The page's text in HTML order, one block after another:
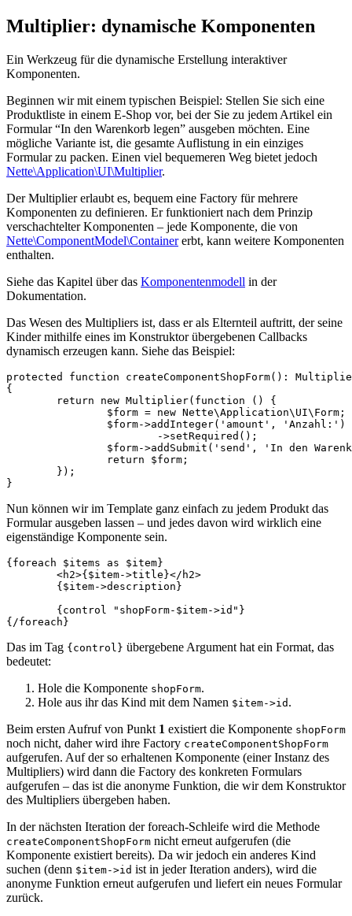
Multiplier: dynamische Komponenten
Ein Werkzeug für die dynamische Erstellung interaktiver
Komponenten.
Beginnen wir mit einem typischen Beispiel: Stellen Sie sich eine
Produktliste in einem E-Shop vor, bei der Sie zu jedem Artikel ein
Formular “In den Warenkorb legen” ausgeben möchten. Eine
mögliche Variante ist, die gesamte Auflistung in ein einziges
Formular zu packen. Einen viel bequemeren Weg bietet jedoch
Nette\Application\UI\Multiplier.
Der Multiplier erlaubt es, bequem eine Factory für mehrere
Komponenten zu definieren. Er funktioniert nach dem Prinzip
verschachtelter Komponenten – jede Komponente, die von
Nette\ComponentModel\Containererbt, kann weitere Komponenten
enthalten.
Siehe das Kapitel über das Komponentenmodell in der
Dokumentation.
Das Wesen des Multipliers ist, dass er als Elternteil auftritt, der seine
Kinder mithilfe eines im Konstruktor übergebenen Callbacks
dynamisch erzeugen kann. Siehe das Beispiel:
protected function createComponentShopForm():
{
Nun können wir im Template ganz einfach zu jedem Produkt das
Formular ausgeben lassen – und jedes davon wird wirklich eine
eigenständige Komponente sein.
{foreach $items as $item}
Das im Tag {control} übergebene Argument hat ein Format, das
bedeutet:
Hole die Komponente shopForm.
Hole aus ihr das Kind mit dem Namen $item->id .
Beim ersten Aufruf von Punkt 1 existiert die Komponente shopForm
noch nicht, daher wird ihre Factory createComponentShopForm
aufgerufen. Auf der so erhaltenen Komponente (einer Instanz des
Multipliers) wird dann die Factory des konkreten Formulars
aufgerufen – das ist die anonyme Funktion, die wir dem Konstruktor
des Multipliers übergeben haben.
In der nächsten Iteration der foreach-Schleife wird die Methode
createComponentShopForm nicht erneut aufgerufen (die
Komponente existiert bereits). Da wir jedoch ein anderes Kind
suchen (denn $item->id ist in jeder Iteration anders), wird die
anonyme Funktion erneut aufgerufen und liefert ein neues Formular
zurück.